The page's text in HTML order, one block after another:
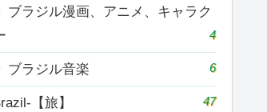
ブラジル漫画、アニメ、キャラク
4
ブラジル音楽 6
【旅】 47